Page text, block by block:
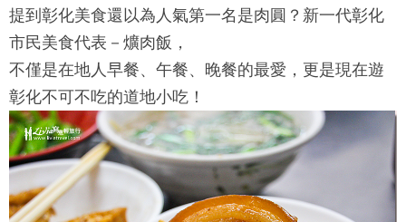
提到彰化美食還以為人氣第一名是肉圓？新一代彰化
市民美食代表－爌肉飯，
不僅是在地人早餐、午餐、晚餐的最愛，更是現在遊
彰化不可不吃的道地小吃！